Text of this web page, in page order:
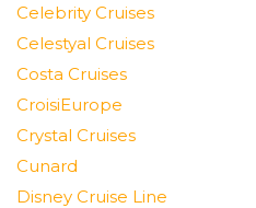
Celebrity Cruises
Celestyal Cruises
Costa Cruises
CroisiEurope
Crystal Cruises
Cunard
Disney Cruise Line